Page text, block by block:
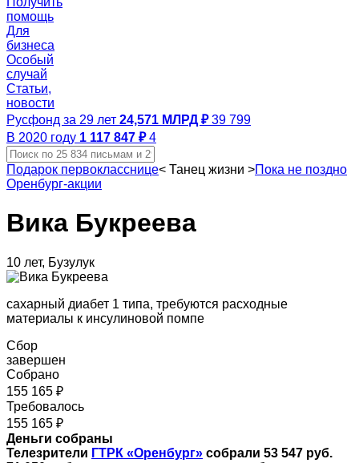
помощь
Для
бизнеса
Особый
случай
Статьи,
новости
Русфонд за 29 лет 24,571 МЛРД ₽ 39 799
В 2020 году 1 117 847 ₽ 4
Подарок первокласснице< Танец жизни >Пока не поздно
Оренбург-акции
Вика Букреева
10 лет, Бузулук
сахарный диабет 1 типа, требуются расходные
материалы к инсулиновой помпе
Сбор
завершен
Собрано
155 165 ₽
Требовалось
155 165 ₽
Деньги собраны
Телезрители ГТРК «Оренбург» собрали 53 547 руб.